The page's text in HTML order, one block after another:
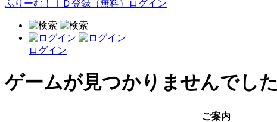
ふりーむ！ＩＤ登録（無料） ログイン
ログイン
ゲームが見つかりませんでした
ご案内